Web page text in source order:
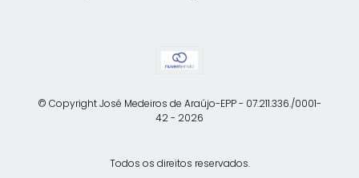
© Copyright José Medeiros de Araújo-EPP - 07.211.336./0001-
42 - 2026
Todos os direitos reservados.